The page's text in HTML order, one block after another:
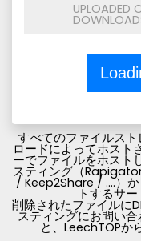
UPLOADED
すべてのファイルス
ロードによってホスト
ーでファイルをホスト
スティング（
/ Keep2Share / ....）
トするサ
削除されたファイルに
スティングにお問い
と、LeechTOPか